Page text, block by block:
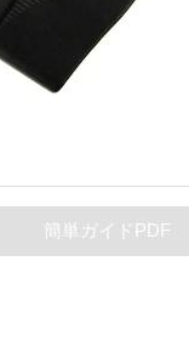
簡単ガイドPDF